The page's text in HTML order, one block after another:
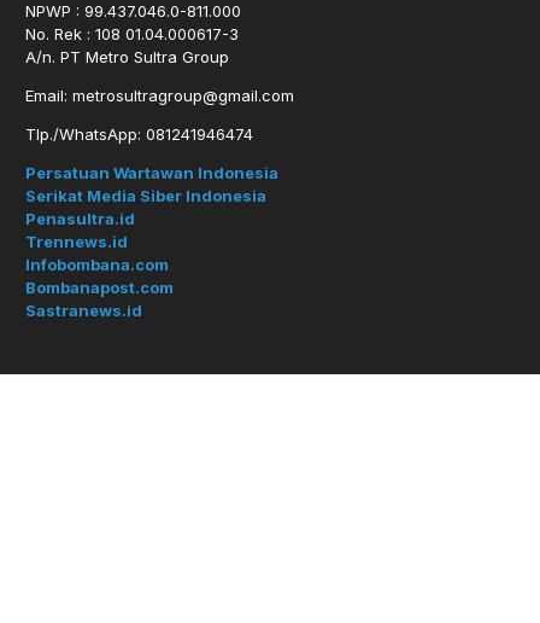
NPWP : 99.437.046.0-811.000
No. Rek : 108 01.04.000617-3
A/n. PT Metro Sultra Group
Email: metrosultragroup@gmail.com
Tlp./WhatsApp: 081241946474
Persatuan Wartawan Indonesia
Serikat Media Siber Indonesia
Penasultra.id
Trennews.id
Infobombana.com
Bombanapost.com
Sastranews.id